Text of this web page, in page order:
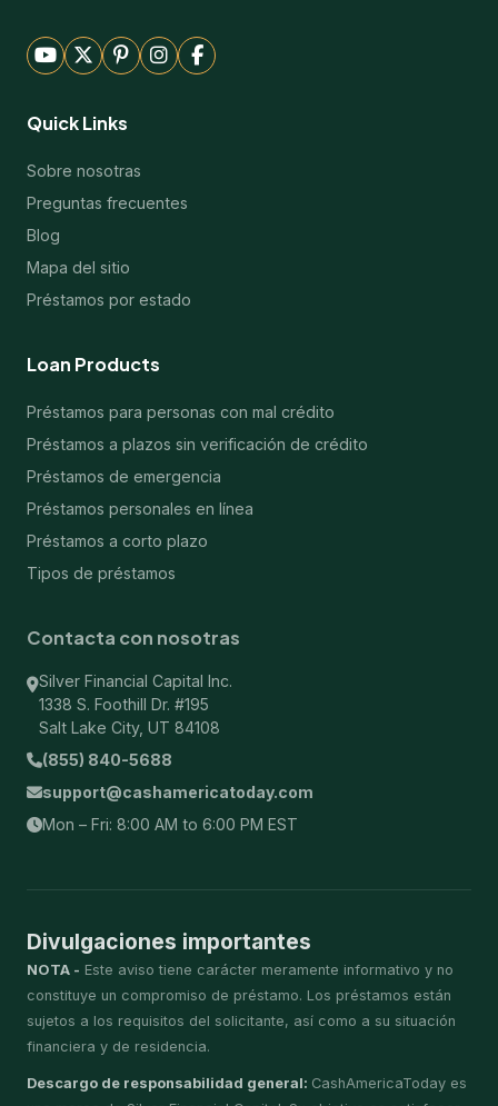
Quick Links
Sobre nosotras
Preguntas frecuentes
Blog
Mapa del sitio
Préstamos por estado
Loan Products
Préstamos para personas con mal crédito
Préstamos a plazos sin verificación de crédito
Préstamos de emergencia
Préstamos personales en línea
Préstamos a corto plazo
Tipos de préstamos
Contacta con nosotras
Silver Financial Capital Inc.
1338 S. Foothill Dr. #195
Salt Lake City, UT 84108
(855) 840-5688
support@cashamericatoday.com
Mon – Fri: 8:00 AM to 6:00 PM EST
Divulgaciones importantes
NOTA - Este aviso tiene carácter meramente informativo y no
constituye un compromiso de préstamo. Los préstamos están
sujetos a los requisitos del solicitante, así como a su situación
financiera y de residencia.
Descargo de responsabilidad general: CashAmericaToday es